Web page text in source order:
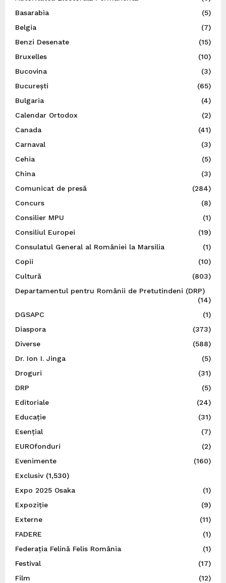
Basarabia
(5)
Belgia
(7)
Benzi Desenate
(15)
Bruxelles
(10)
Bucovina
(3)
București
(65)
Bulgaria
(4)
Calendar Ortodox
(2)
Canada
(41)
Carnaval
(3)
Cehia
(5)
China
(3)
Comunicat de presă
(284)
Concurs
(8)
Consilier MPU
(1)
Consiliul Europei
(19)
Consulatul General al României la Marsilia
(1)
Copii
(10)
Cultură
(803)
Departamentul pentru Românii de Pretutindeni (DRP)
(14)
DGSAPC
(1)
Diaspora
(373)
Diverse
(588)
Dr. Ion I. Jinga
(5)
Droguri
(31)
DRP
(5)
Editoriale
(24)
Educație
(31)
Esențial
(7)
EUROfonduri
(2)
Evenimente
(160)
Exclusiv(1,530)
Expo 2025 Osaka
(1)
Expoziție
(9)
Externe
(11)
FADERE
(1)
Federația Felină Felis România
(1)
Festival
(17)
Film
(12)